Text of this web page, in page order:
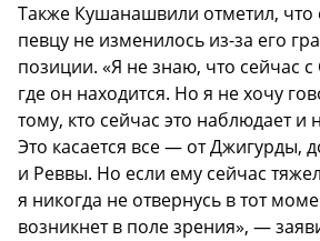
Также Кушанашвили отметил, что
певцу не изменилось из-за его
позиции. «Я не знаю, что сейчас
где он находится. Но я не хочу
тому, кто сейчас это наблюдает и
Это касается все — от Джигурды,
и Реввы. Но если ему сейчас
я никогда не отвернусь в тот
возникнет в поле зрения», —